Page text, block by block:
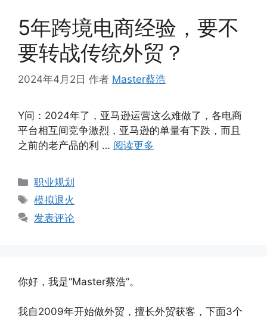
5年跨境电商经验，要不
要转战传统外贸？
2024年4月2日 作者 Master蔡浩
Y问：20​24年了，亚马逊运营这么难做了，各电商
平台相互间竞争激烈，亚马逊的单量有下跌，而且
之前的老产品的利 … 阅读更多
分
类
职业规划
标
签
模拟退火
发表评论
你好，我是“Master蔡浩”。
我自2009年开始做外贸，擅长外贸获客，下面3个